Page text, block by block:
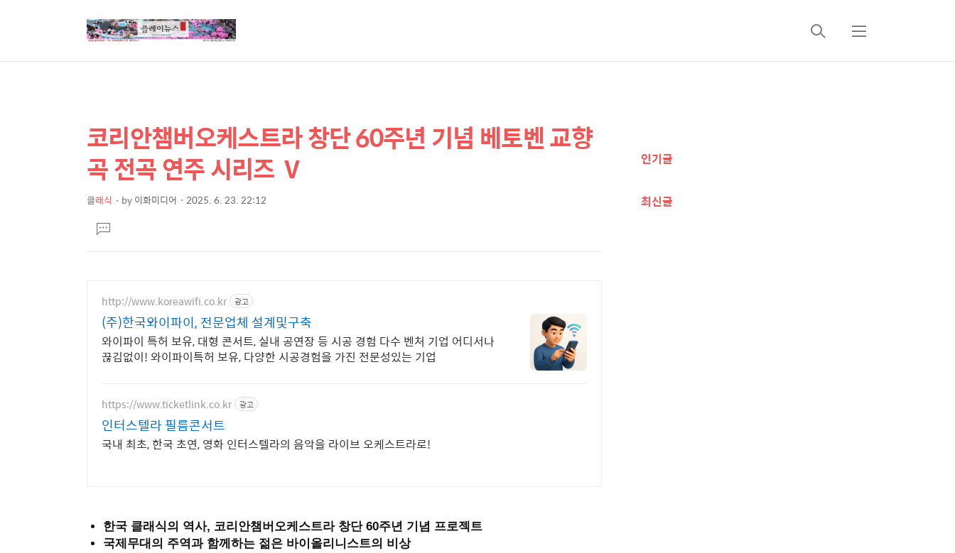
검
메
상
세
컨
텐
본
문
제
코리안챔버오케스트라 창단 60주년 기념 베토벤 교향
곡 전곡 연주 시리즈 Ⅴ
클래식 by이화미디어 2025. 6. 23. 22:12
문댓
글
http://www.koreawifi.co.kr 광고
(주)한국와이파이, 전문업체 설계및구축
와이파이 특허 보유, 대형 콘서트, 실내 공연장 등 시공 경험 다수 벤처 기업 어디서나
끊김없이! 와이파이특허 보유, 다양한 시공경험을 가진 전문성있는 기업
https://www.ticketlink.co.kr 광고
인터스텔라 필름콘서트
국내 최초, 한국 초연, 영화 인터스텔라의 음악을 라이브 오케스트라로!
한국 클래식의 역사, 코리안챔버오케스트라 창단 60주년 기념 프로젝트
국제무대의 주역과 함께하는 젊은 바이올리니스트의 비상
가
보
인기글
최신글